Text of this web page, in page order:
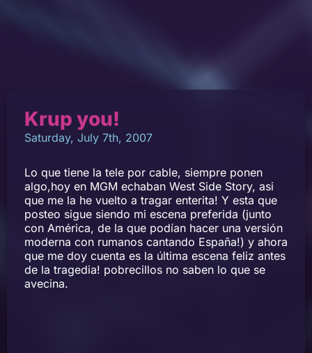
Krup you!
Saturday, July 7th, 2007
Lo que tiene la tele por cable, siempre ponen
algo,hoy en MGM echaban West Side Story, asi
que me la he vuelto a tragar enterita! Y esta que
posteo sigue siendo mi escena preferida (junto
con América, de la que podían hacer una versión
moderna con rumanos cantando España!) y ahora
que me doy cuenta es la última escena feliz antes
de la tragedia! pobrecillos no saben lo que se
avecina.